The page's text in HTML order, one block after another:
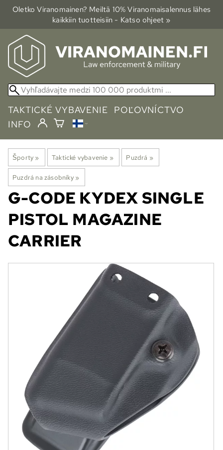
Oletko Viranomainen? Meiltä 10% Viranomais­alennus lähes
kaikkiin tuotteisiin - Katso ohjeet »
TAKTICKÉ VYBAVENIE
POĽOVNÍCTVO
INFO
Športy ‪» Taktické vybavenie ‪» Puzdrá ‪»
Puzdrá na zásobníky ‪»
G-CODE KYDEX SINGLE
PISTOL MAGAZINE
CARRIER